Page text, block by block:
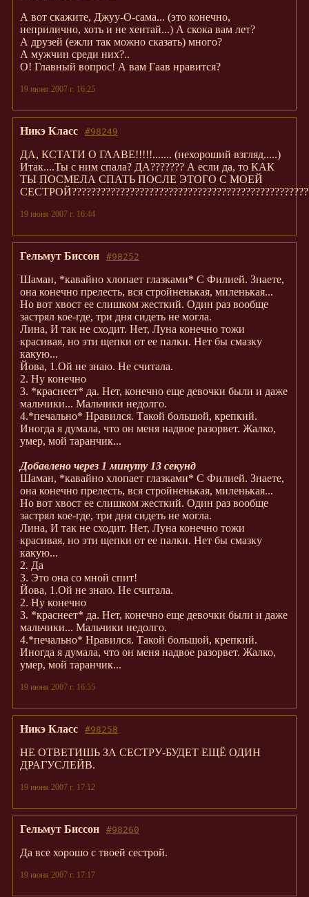
А вот скажите, Джуу-О-сама... (это конечно,
неприлично, хоть и не хентай...) А скока вам лет?
А друзей (ежли так можно сказать) много?
А мужчин среди них?..
О! Главный вопрос! А вам Гаав нравится?
19 июня 2007 г. 16:25
#98249
Никэ Класс
ДА, КСТАТИ О ГААВЕ!!!!!....... (нехороший взгляд.....)
Итак....Ты с ним спала? ДА??????? А если да, то КАК
ТЫ ПОСМЕЛА СПАТЬ ПОСЛЕ ЭТОГО С МОЕЙ
19 июня 2007 г. 16:44
#98252
Гельмут Биссон
Шаман, *кавайно хлопает глазками* С Филией. Знаете,
она конечно прелесть, вся стройненькая, миленькая...
Но вот хвост ее слишком жесткий. Один раз вообще
застрял кое-где, три дня сидеть не могла.
Лина, И так не сходит. Нет, Луна конечно тожи
красивая, но эти щепки от ее палки. Нет бы смазку
какую...
Йова, 1.Ой не знаю. Не считала.
2. Ну конечно
3. *краснеет* да. Нет, конечно еще девочки были и даже
мальчики... Мальчики недолго.
4.*печально* Нравился. Такой большой, крепкий.
Иногда я думала, что он меня надвое разорвет. Жалко,
умер, мой таранчик...
Добавлено через 1 минуту 13 секунд
Шаман, *кавайно хлопает глазками* С Филией. Знаете,
она конечно прелесть, вся стройненькая, миленькая...
Но вот хвост ее слишком жесткий. Один раз вообще
застрял кое-где, три дня сидеть не могла.
Лина, И так не сходит. Нет, Луна конечно тожи
красивая, но эти щепки от ее палки. Нет бы смазку
какую...
2. Да
3. Это она со мной спит!
Йова, 1.Ой не знаю. Не считала.
2. Ну конечно
3. *краснеет* да. Нет, конечно еще девочки были и даже
мальчики... Мальчики недолго.
4.*печально* Нравился. Такой большой, крепкий.
Иногда я думала, что он меня надвое разорвет. Жалко,
умер, мой таранчик...
19 июня 2007 г. 16:55
#98258
Никэ Класс
НЕ ОТВЕТИШЬ ЗА СЕСТРУ-БУДЕТ ЕЩЁ ОДИН
ДРАГУСЛЕЙВ.
19 июня 2007 г. 17:12
#98260
Гельмут Биссон
Да все хорошо с твоей сестрой.
19 июня 2007 г. 17:17